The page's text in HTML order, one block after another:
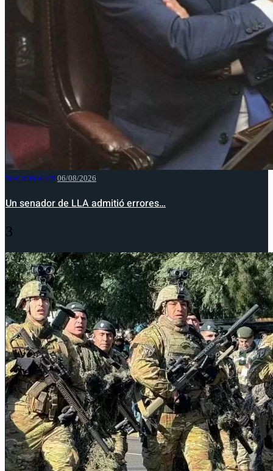
NACIONALES 06/08/2026
Un senador de LLA admitió errores…
3